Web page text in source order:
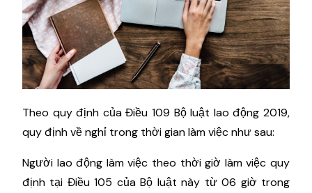
Theo quy định của Điều 109 Bộ luật lao động 2019,
quy định về nghỉ trong thời gian làm việc như sau:
Người lao động làm việc theo thời giờ làm việc quy
định tại Điều 105 của Bộ luật này từ 06 giờ trong